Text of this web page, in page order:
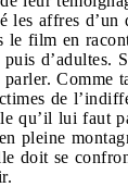
les affres d’un
le film en
d’adultes.
parler. Comme
de
qu’il lui faut
pleine
doit se